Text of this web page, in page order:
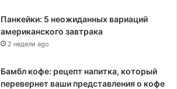
Панкейки: 5 неожиданных вариаций
американского завтрака
2 недели ago
Бамбл кофе: рецепт напитка, который
перевернет ваши представления о кофе